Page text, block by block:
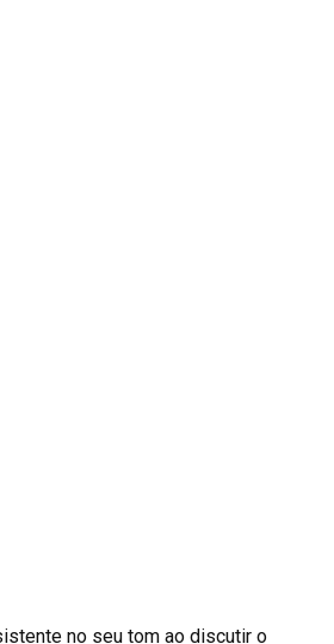
no seu tom ao discutir o